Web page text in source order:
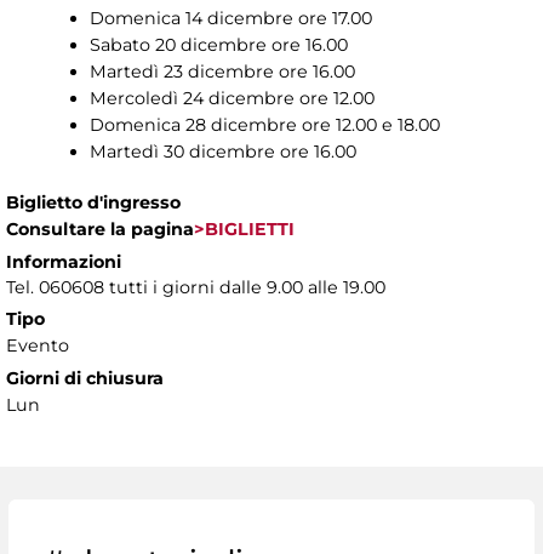
Domenica 14 dicembre ore 17.00
Sabato 20 dicembre ore 16.00
Martedì 23 dicembre ore 16.00
Mercoledì 24 dicembre ore 12.00
Domenica 28 dicembre ore 12.00 e 18.00
Martedì 30 dicembre ore 16.00
Biglietto d'ingresso
Consultare la pagina>BIGLIETTI
Informazioni
Tel. 060608 tutti i giorni dalle 9.00 alle 19.00
Tipo
Evento
Giorni di chiusura
Lun